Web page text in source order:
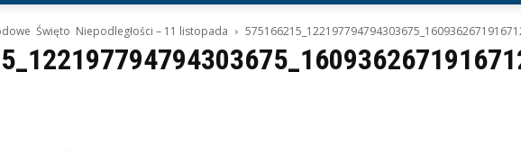
Święto Niepodległości – 11 listopada